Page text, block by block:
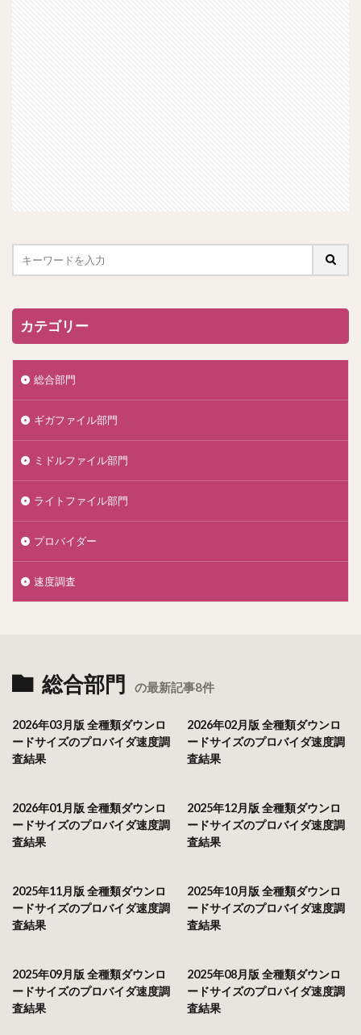
カテゴリー
総合部門
ギガファイル部門
ミドルファイル部門
ライトファイル部門
プロバイダー
速度調査
総合部門 の最新記事8件
2026年03月版 全種類ダウンロ
ードサイズのプロバイダ速度調
査結果
2026年02月版 全種類ダウンロ
ードサイズのプロバイダ速度調
査結果
2026年01月版 全種類ダウンロ
ードサイズのプロバイダ速度調
査結果
2025年12月版 全種類ダウンロ
ードサイズのプロバイダ速度調
査結果
2025年11月版 全種類ダウンロ
ードサイズのプロバイダ速度調
査結果
2025年10月版 全種類ダウンロ
ードサイズのプロバイダ速度調
査結果
2025年09月版 全種類ダウンロ
ードサイズのプロバイダ速度調
査結果
2025年08月版 全種類ダウンロ
ードサイズのプロバイダ速度調
査結果